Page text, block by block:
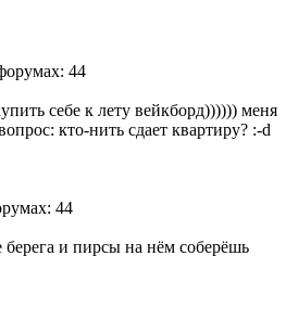
себе к лету вейкборд)))))) меня
кто-нить сдает квартиру? :-d
и пирсы на нём соберёшь